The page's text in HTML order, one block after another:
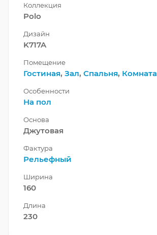
Коллекция
Polo
Дизайн
K717A
Помещение
Гостиная, Зал, Спальня, Комната
Особенности
На пол
Основа
Джутовая
Фактура
Рельефный
Ширина
160
Длина
230